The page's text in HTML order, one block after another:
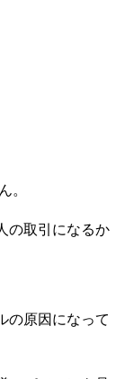
。
の取引になるか
の原因になって